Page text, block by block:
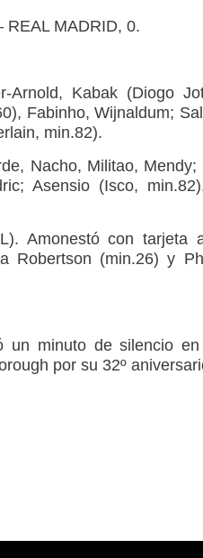
REAL MADRID, 0.
Arnold, Kabak (Diogo
Fabinho, Wijnaldum;
min.82).
Nacho, Militao, Mendy;
Asensio (Isco,
Amonestó con tarjeta
Robertson (min.26) y
un minuto de silencio
por su 32º